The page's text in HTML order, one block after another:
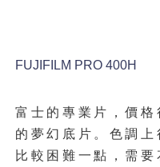
FUJIFILM PRO 400H
富士的專業片，價
的夢幻底片。色調
比較困難一點，需